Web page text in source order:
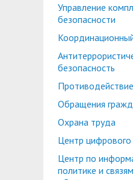
Центр по
Управление по
Профком
Лучшие
Вопросы
Центр русского
Управление
безопасности
безопасность
Обращения
Охрана труда
Центр цифрового
Центр по
политике и